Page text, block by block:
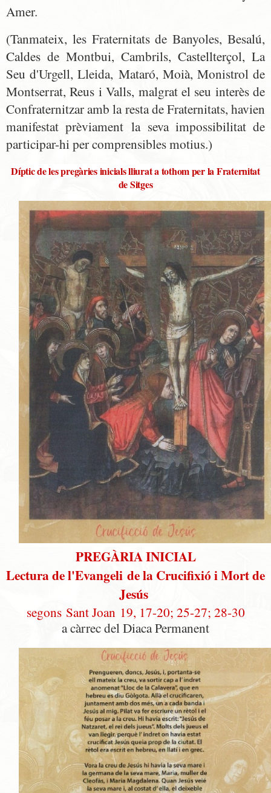
Amer.
(Tanmateix, les Fraternitats de Banyoles, Besalú,
Caldes de Montbui, Cambrils, Castellterçol, La
Seu d'Urgell, Lleida, Mataró, Moià, Monistrol de
Montserrat, Reus i Valls, malgrat el seu interès de
Confraternitzar amb la resta de Fraternitats, havien
manifestat prèviament la seva impossibilitat de
participar-hi per comprensibles motius.)
Díptic de les pregàries inicials lliurat a tothom per la Fraternitat
de Sitges
PREGÀRIA INICIAL
Lectura de l'Evangeli de la Crucifixió i Mort de
Jesús
segonsSant Joan 19, 17-20; 25-27; 28-30
a càrrec del Diaca Permanent